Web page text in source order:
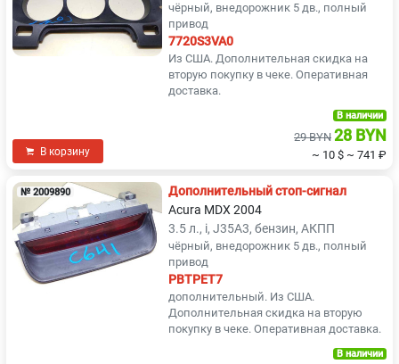
чёрный, внедорожник 5 дв., полный
привод
7720S3VA0
Из США. Дополнительная скидка на
вторую покупку в чеке. Оперативная
доставка.
В корзину
В наличии
29 BYN 28 BYN
~ 10 $ ~ 741 ₽
№ 2009890
Дополнительный стоп-сигнал
Acura MDX 2004
3.5 л., i, J35A3, бензин, АКПП
чёрный, внедорожник 5 дв., полный
привод
PBTPET7
дополнительный. Из США.
Дополнительная скидка на вторую
покупку в чеке. Оперативная доставка.
В наличии